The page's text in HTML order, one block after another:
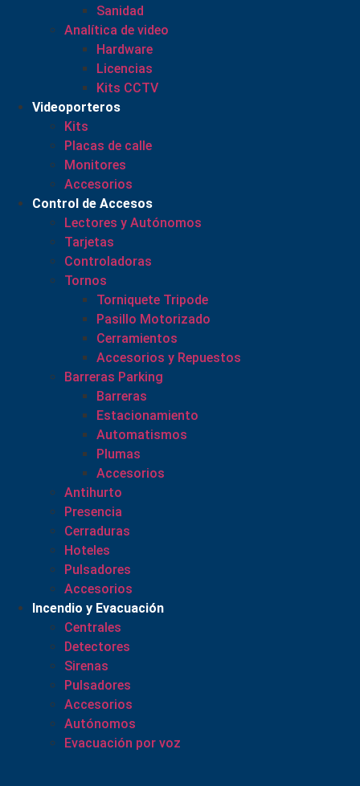
Sanidad
Analítica de video
Hardware
Licencias
Kits CCTV
Videoporteros
Kits
Placas de calle
Monitores
Accesorios
Control de Accesos
Lectores y Autónomos
Tarjetas
Controladoras
Tornos
Torniquete Tripode
Pasillo Motorizado
Cerramientos
Accesorios y Repuestos
Barreras Parking
Barreras
Estacionamiento
Automatismos
Plumas
Accesorios
Antihurto
Presencia
Cerraduras
Hoteles
Pulsadores
Accesorios
Incendio y Evacuación
Centrales
Detectores
Sirenas
Pulsadores
Accesorios
Autónomos
Evacuación por voz